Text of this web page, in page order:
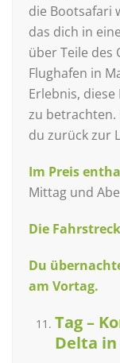
die Bootsafari
das dich in
über Teile des
Flughafen in
Erlebnis,
zu betrachten.
du zurück zur
Im Preis
Mittag und
Die
Du
am Vortag.
Tag –
Delta in